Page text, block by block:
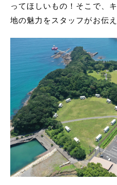
ってほしいもの！そこで、
地の魅力をスタッフがお伝え